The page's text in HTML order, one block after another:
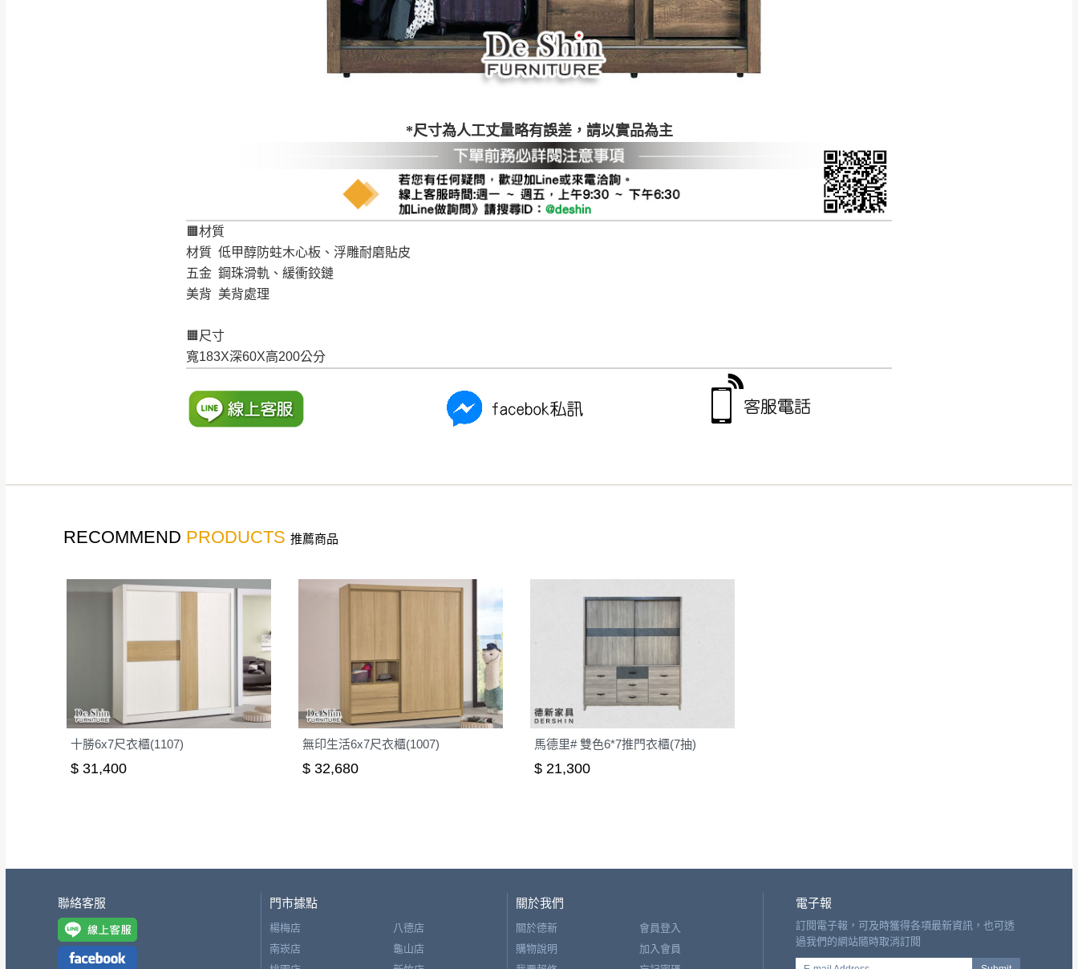
*尺寸為人工丈量略有誤差，請以實品為主
🟧材質
材質 低甲醇防蛀木心板、浮雕耐磨貼皮
五金 鋼珠滑軌、緩衝鉸鏈
美背 美背處理
🟧尺寸
寬183X深60X高200公分
RECOMMEND PRODUCTS 推薦商品
十勝6x7尺衣櫃(1107)
$ 31,400
無印生活6x7尺衣櫃(1007)
$ 32,680
馬德里# 雙色6*7推門衣櫃(7抽)
$ 21,300
聯絡客服 門市據點
楊梅店
八德店
南崁店
龜山店
關於我們
關於德新
購物說明
會員登入
加入會員
電子報
訂閱電子報，可及時獲得各項最新資訊，也可透
過我們的網站隨時取消訂閱